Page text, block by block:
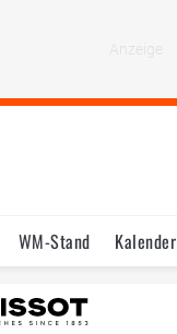
WM-Stand Kalender